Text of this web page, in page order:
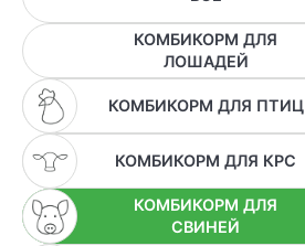
КОМБИКОРМ ДЛЯ
ЛОШАДЕЙ
КОМБИКОРМ ДЛЯ ПТИЦ
КОМБИКОРМ ДЛЯ КРС
КОМБИКОРМ ДЛЯ
СВИНЕЙ
ХОЗЯЙСТВАМ
ОПТОВИКАМ
ПРАЙС
ГДЕ КУПИТЬ